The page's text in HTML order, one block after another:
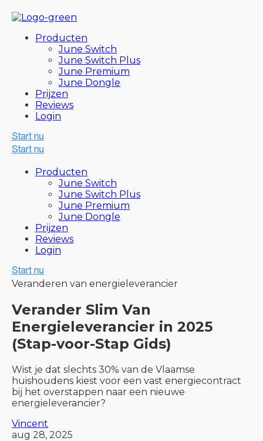
Producten
June Switch
June Switch Plus
June Premium
June Dongle
Prijzen
Reviews
Login
Producten
June Switch
June Switch Plus
June Premium
June Dongle
Prijzen
Reviews
Login
Veranderen van energieleverancier
Verander Slim Van
Energieleverancier in 2025
(Stap-voor-Stap Gids)
Wist je dat slechts 30% van de Vlaamse
huishoudens kiest voor een vast energiecontract
bij het overstappen naar een nieuwe
energieleverancier?
Vincent
aug 28, 2025